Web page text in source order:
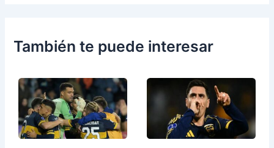
También te puede interesar